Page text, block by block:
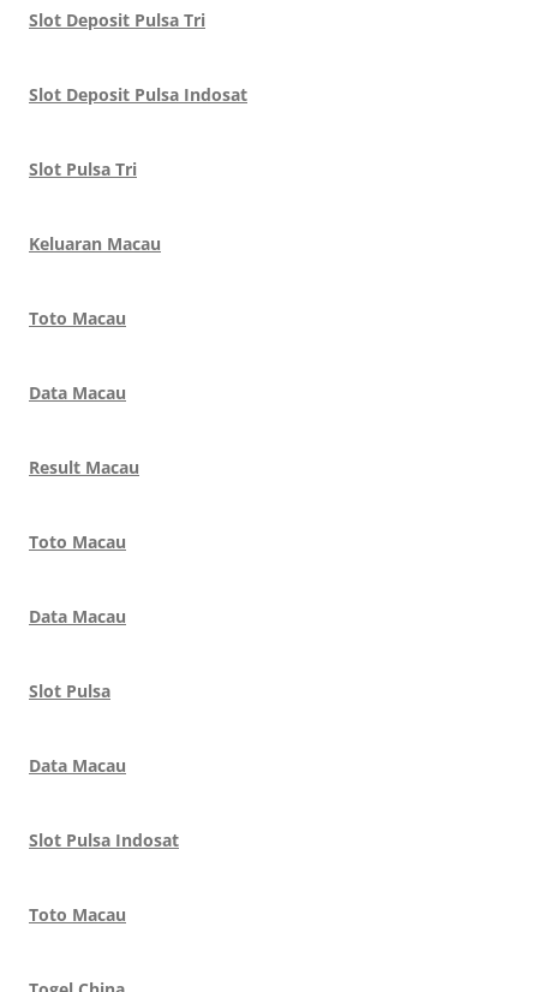
Slot Deposit Pulsa Tri
Slot Deposit Pulsa Indosat
Slot Pulsa Tri
Keluaran Macau
Toto Macau
Data Macau
Result Macau
Toto Macau
Data Macau
Slot Pulsa
Data Macau
Slot Pulsa Indosat
Toto Macau